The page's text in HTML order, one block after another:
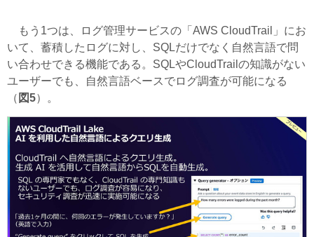
もう1つは、ログ管理サービスの「AWS CloudTrail」にお
いて、蓄積したログに対し、SQLだけでなく自然言語で問
い合わせできる機能である。SQLやCloudTrailの知識がない
ユーザーでも、自然言語ベースでログ調査が可能になる
（ 図5）。